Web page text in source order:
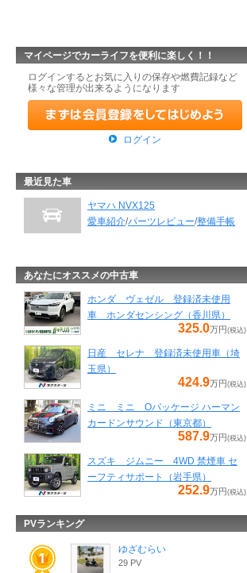
マイページでカーライフを便利に楽しく！！
ログインするとお気に入りの保存や燃費記録など
様々な管理が出来るようになります
ログイン
最近見た車
ヤマハ NVX125
愛車紹介/パーツレビュー/整備手帳
あなたにオススメの中古車
ホンダ ヴェゼル 登録済未使用
車 ホンダセンシング（香川県）
325.0万円 (税込)
日産 セレナ 登録済未使用車（埼
玉県）
424.9万円 (税込)
ミニ ミニ Oパッケージ ハーマン
カードンサウンド（東京都）
587.9万円 (税込)
スズキ ジムニー 4WD 禁煙車 セ
ーフティサポート（岩手県）
252.9万円 (税込)
PVランキング
ゆざむらい
29 PV